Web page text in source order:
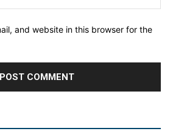
and website in this browser for the